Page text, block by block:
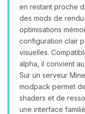
en restant proche
des mods de
optimisations
configuration clair
visuelles.
alpha, il convient
Sur un serveur
modpack permet
shaders et de
une interface